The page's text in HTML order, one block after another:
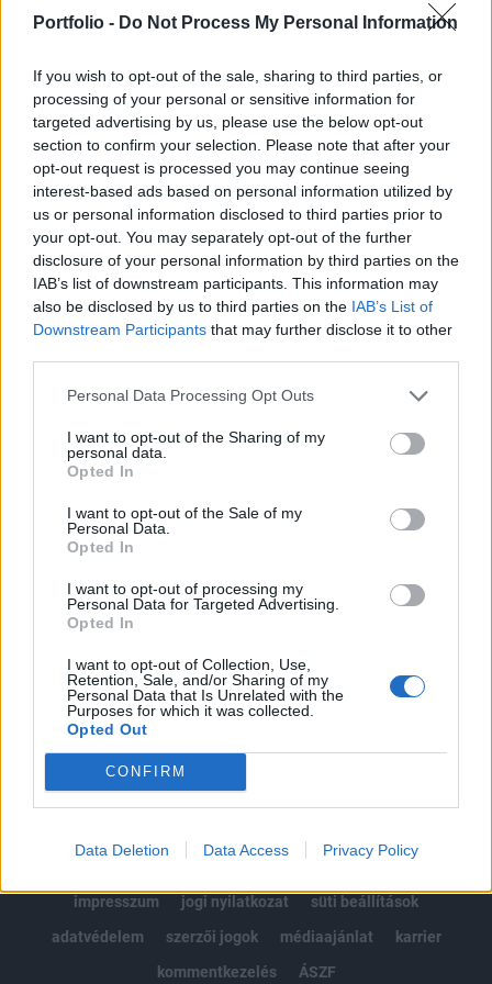
Portfolio - Do Not Process My Personal Information
If you wish to opt-out of the sale, sharing to third parties, or
processing of your personal or sensitive information for
targeted advertising by us, please use the below opt-out
section to confirm your selection. Please note that after your
opt-out request is processed you may continue seeing
interest-based ads based on personal information utilized by
us or personal information disclosed to third parties prior to
your opt-out. You may separately opt-out of the further
disclosure of your personal information by third parties on the
IAB’s list of downstream participants. This information may
also be disclosed by us to third parties on the IAB’s List of
Downstream Participants that may further disclose it to other
Personal Data Processing Opt Outs
I want to opt-out of the Sharing of my
personal data.
Opted In
I want to opt-out of the Sale of my
Personal Data.
Opted In
I want to opt-out of processing my
Personal Data for Targeted Advertising.
Opted In
I want to opt-out of Collection, Use,
Retention, Sale, and/or Sharing of my
Personal Data that Is Unrelated with the
Purposes for which it was collected.
Opted Out
CONFIRM
Data Deletion Data Access Privacy Policy
semmilyen pluszt nem nyújt. Aki viszont mégis
vesz TBSZ-re az új papírokból, rosszul járhat, mert
kamatadót is fizethet, ha idő előtt töri fel a TBSZ-t.
Öngondoskodás 2019Az új állampapírról bővebben az
október 1-jei Öngondoskodás konferenciánkon is szó lesz.
Részletek itt:Információ és jelentkezés Bár sokaknak vonzó
a TBSZ konstrukció, miután 5 éves befektetési időszak
elteltével kamatadómentesen juthat hozzá befektetéséhez,
a június 3-tól kibocsátott lakossági állampapír sorozatok
és az új Magyar Állampapír...
KEDVES OLVASÓNK!
tartozik, melynek olvasása előfizetéses
regisztrációhoz kötött.
Az előfizetés a következőket tartalmazza:
Portfolio.hu teljes cikkarchívum
Kötéslisták: BÉT elmúlt 2 év napon belüli
kötéslistái
Előfizetés
MÁR ELŐFIZETŐNK VAGY?BEJELENTKEZÉS
impresszum
jogi nyilatkozat
süti beállítások
adatvédelem
szerzői jogok médiaajánlat
karrier
kommentkezelés
ÁSZF